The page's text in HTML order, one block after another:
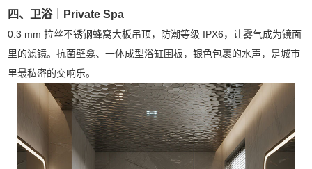
四、卫浴｜Private Spa
0.3 mm 拉丝不锈钢蜂窝大板吊顶，防潮等级 IPX6，让雾气成为镜面
里的滤镜。抗菌壁龛、一体成型浴缸围板，银色包裹的水声，是城市
里最私密的交响乐。